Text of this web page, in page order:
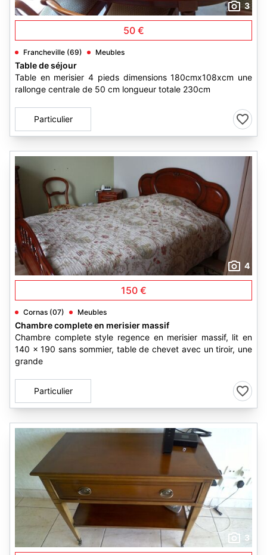
3
50 €
Francheville (69) Meubles
Table de séjour
Table en merisier 4 pieds dimensions 180cmx108xcm une
rallonge centrale de 50 cm longueur totale 230cm
Particulier
4
150 €
Cornas (07) Meubles
Chambre complete en merisier massif
Chambre complete style regence en merisier massif, lit en
140 x 190 sans sommier, table de chevet avec un tiroir, une
grande
Particulier
3